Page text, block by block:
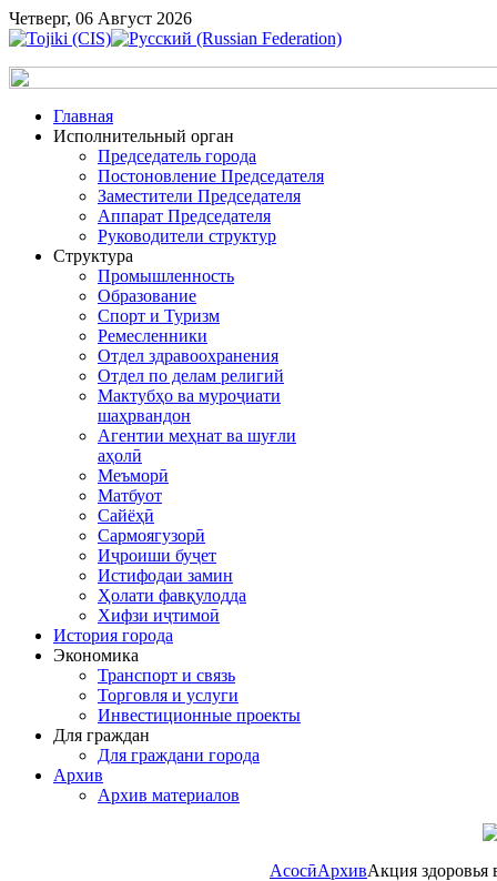
Четверг, 06 Август 2026
Главная
Исполнительный орган
Председатель города
Постоновление Председателя
Заместители Председателя
Аппарат Председателя
Руководители структур
Структура
Промышленность
Образование
Спорт и Туризм
Ремесленники
Отдел здравоохранения
Отдел по делам религий
Мактубҳо ва муроҷиати
шаҳрвандон
Агентии меҳнат ва шуғли
аҳолӣ
Меъморӣ
Матбуот
Сайёҳӣ
Сармоягузорӣ
Иҷроиши буҷет
Истифодаи замин
Ҳолати фавқулодда
Хифзи иҷтимоӣ
История города
Экономика
Транспорт и связь
Торговля и услуги
Инвестиционные проекты
Для граждан
Для граждани города
Архив
Архив материалов
АсосӣАрхивАкция здоровья